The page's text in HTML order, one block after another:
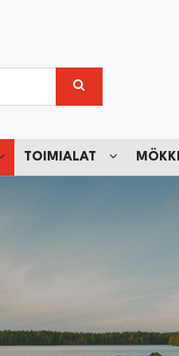
TOIMIALAT